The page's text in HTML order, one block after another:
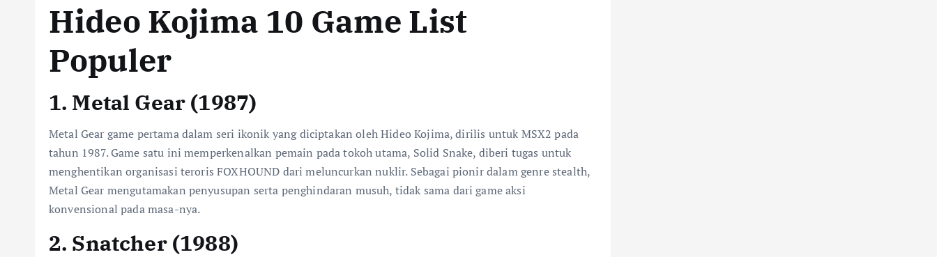
Hideo Kojima 10 Game List
Populer
1. Metal Gear (1987)
Metal Gear game pertama dalam seri ikonik yang diciptakan oleh Hideo Kojima, dirilis untuk MSX2 pada
tahun 1987. Game satu ini memperkenalkan pemain pada tokoh utama, Solid Snake, diberi tugas untuk
menghentikan organisasi teroris FOXHOUND dari meluncurkan nuklir. Sebagai pionir dalam genre stealth,
Metal Gear mengutamakan penyusupan serta penghindaran musuh, tidak sama dari game aksi
konvensional pada masa-nya.
2. Snatcher (1988)